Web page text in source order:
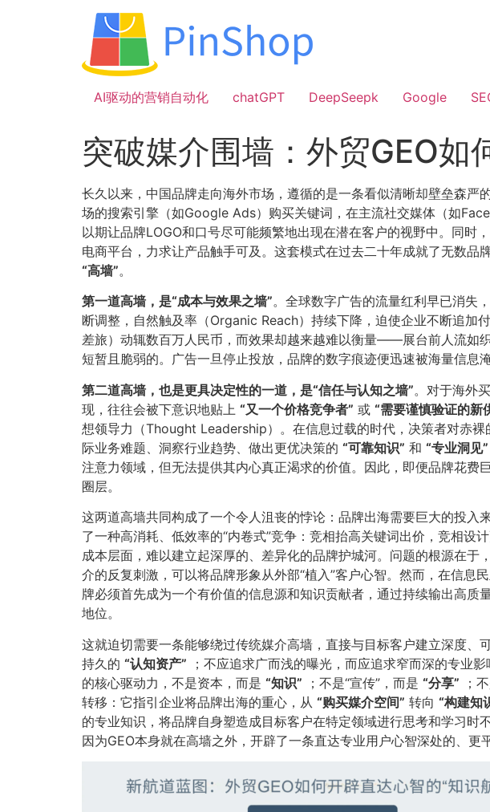
AI驱动的营销自动化
chatGPT DeepSeepk Google
突破媒介围墙：外贸GEO如
长久以来，中国品牌走向海外市场，遵循的是一条看似清晰却壁垒森严
场的搜索引擎（如Google Ads）购买关键词，在主流社交媒体（如
以期让品牌LOGO和口号尽可能频繁地出现在潜在客户的视野中。同
电商平台，力求让产品触手可及。这套模式在过去二十年成就了无数
​“高墙”​​。
第一道高墙，是“成本与效果之墙”​。全球数字广告的流量红利早已消失
断调整，自然触及率（Organic Reach）持续下降，迫使企业不断追加
差旅）动辄数百万人民币，而效果却越来越难以衡量——展台前人流如
短暂且脆弱的。广告一旦停止投放，品牌的数字痕迹便迅速被海量信息
第二道高墙，也是更具决定性的一道，是“信任与认知之墙”​。对于海外
现，往往会被下意识地贴上 ​“又一个价格竞争者”​ 或 ​“需要谨慎验证的新
想领导力（Thought Leadership）。在信息过载的时代，决策者对赤
际业务难题、洞察行业趋势、做出更优决策的 ​“可靠知识”​ 和 ​“专业洞见”​
注意力领域，但无法提供其内心真正渴求的价值。因此，即便品牌花
圈层。
这两道高墙共同构成了一个令人沮丧的悖论：品牌出海需要巨大的投入
了一种高消耗、低效率的“内卷式”竞争：竞相抬高关键词出价，竞相
成本层面，难以建立起深厚的、差异化的品牌护城河。问题的根源在于
介的反复刺激，可以将品牌形象从外部“植入”客户心智。然而，在信息
牌必须首先成为一个有价值的信息源和知识贡献者，通过持续输出高
地位。
这就迫切需要一条能够绕过传统媒介高墙，直接与目标客户建立深度、
持久的 ​“认知资产”​ ；不应追求广而浅的曝光，而应追求窄而深的专业
的核心驱动力，不是资本，而是 ​“知识”​ ；不是“宣传”，而是 ​“分享”​ ；
转移：它指引企业将品牌出海的重心，从 ​“购买媒介空间”​ 转向 ​“构建知
的专业知识，将品牌自身塑造成目标客户在特定领域进行思考和学习时
因为GEO本身就在高墙之外，开辟了一条直达专业用户心智深处的、